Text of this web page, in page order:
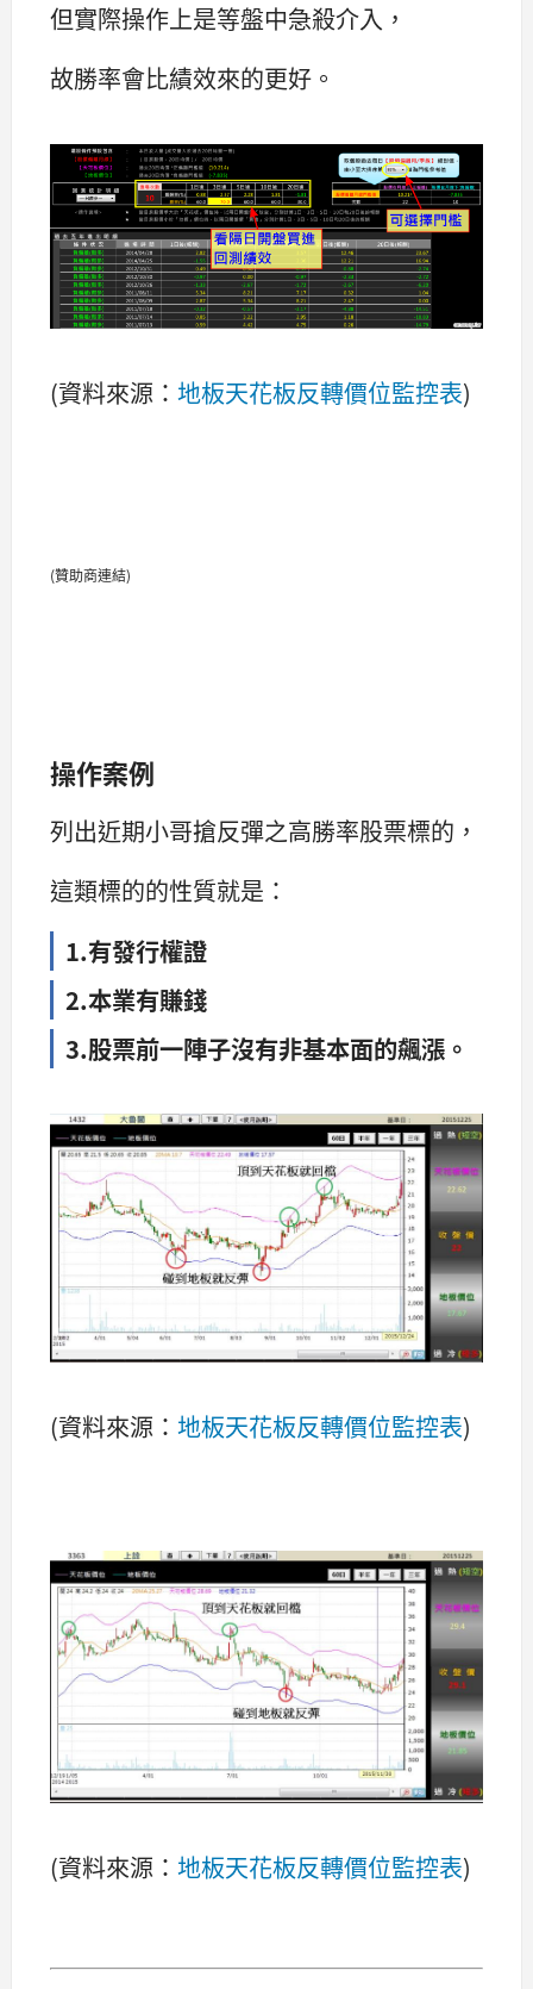
但實際操作上是等盤中急殺介入，
故勝率會比績效來的更好。​
(資料來源： 地板天花板反轉價位監控表)
(贊助商連結)
操作案例
列出近期小哥搶反彈之高勝率股票標的，
這類標的的性質就是：
1.有發行權證
2.本業有賺錢
3.股票前一陣子沒有非基本面的飆漲。
(資料來源： 地板天花板反轉價位監控表)
(資料來源： 地板天花板反轉價位監控表)